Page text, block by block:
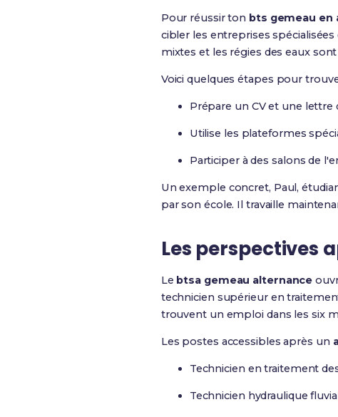
Pour réussir ton bts gemeau en
cibler les entreprises
mixtes et les régies des eaux
Voici quelques étapes pour
Prépare un CV et une lettre
Utilise les plateformes
Participer à des salons de
Un exemple concret, Paul,
par son école. Il travaille
Les perspectives
Le btsa gemeau alternance
technicien supérieur en
trouvent un emploi dans les six
Les postes accessibles après un
Technicien en traitement
Technicien hydraulique